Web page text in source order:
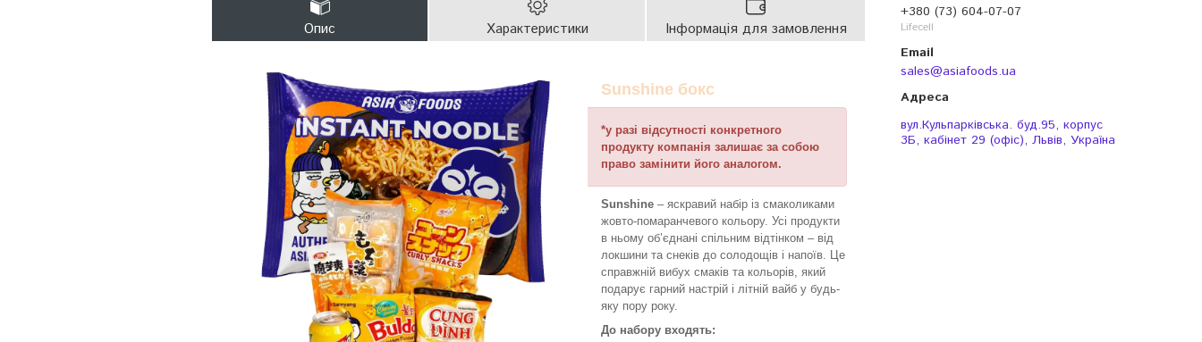
+380 (73) 604-07-07
Lifecell
sales@asiafoods.ua
вул.Кульпарківська. буд.95, корпус
3Б, кабінет 29 (офіс), Львів, Україна
Опис Характеристики Інформація для замовлення
Sunshine бокс
*у разі відсутності конкретного
продукту компанія залишає за собою
право замінити його аналогом.
Sunshine – яскравий набір із смаколиками
жовто-помаранчевого кольору. Усі продукти
в ньому об’єднані спільним відтінком – від
локшини та снеків до солодощів і напоїв. Це
справжній вибух смаків та кольорів, який
подарує гарний настрій і літній вайб у будь-
яку пору року.
До набору входять: